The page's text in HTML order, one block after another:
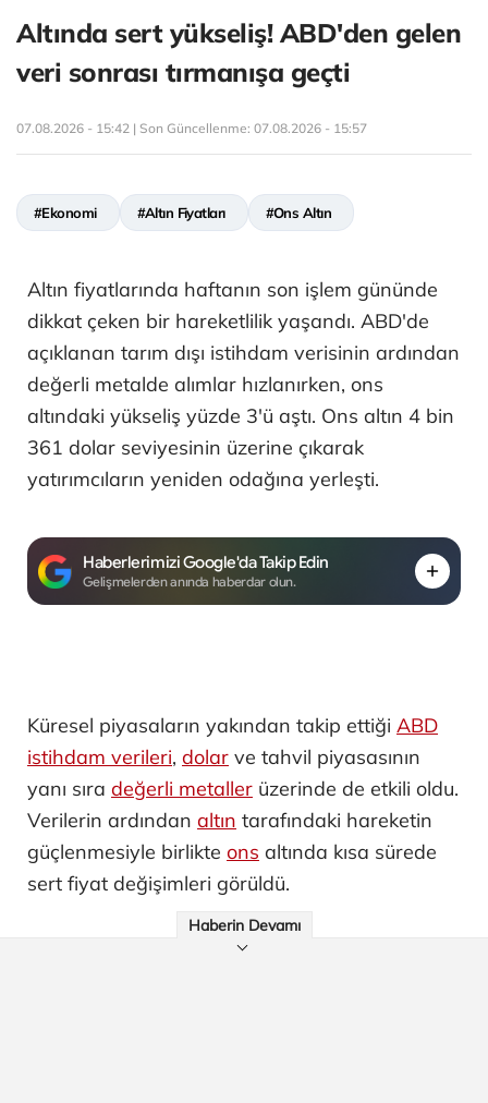
Altında sert yükseliş! ABD'den gelen
veri sonrası tırmanışa geçti
07.08.2026 - 15:42 | Son Güncellenme: 07.08.2026 - 15:57
#Ekonomi #Altın Fiyatları #Ons Altın
Altın fiyatlarında haftanın son işlem gününde
dikkat çeken bir hareketlilik yaşandı. ABD'de
açıklanan tarım dışı istihdam verisinin ardından
değerli metalde alımlar hızlanırken, ons
altındaki yükseliş yüzde 3'ü aştı. Ons altın 4 bin
361 dolar seviyesinin üzerine çıkarak
yatırımcıların yeniden odağına yerleşti.
Haberlerimizi Google'da Takip Edin
Gelişmelerden anında haberdar olun.
Küresel piyasaların yakından takip ettiği ABD
istihdam verileri, dolar ve tahvil piyasasının
yanı sıra değerli metaller üzerinde de etkili oldu.
Verilerin ardından altın tarafındaki hareketin
güçlenmesiyle birlikte ons altında kısa sürede
sert fiyat değişimleri görüldü.
Haberin Devamı